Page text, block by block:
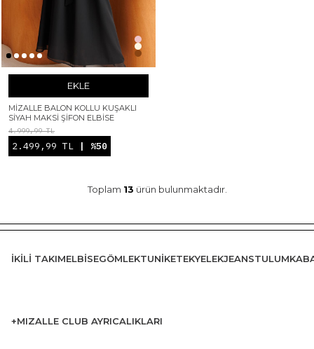
EKLE
MIZALLE BALON KOLLU KUŞAKLI
SIYAH MAKSI ŞIFON ELBISE
4.999,99 TL
2.499,99 TL | %50
Toplam 13 ürün bulunmaktadır.
İKILI TAKIMELBISEGÖMLEKTUNIKETEKYELEKJEANSTULUM
+MIZALLE CLUB AYRICALIKLARI